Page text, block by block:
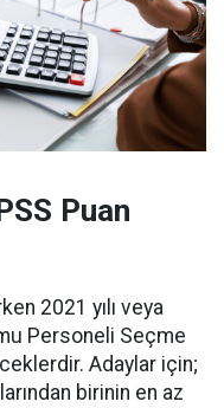
Puan
2021 yılı veya
Personeli Seçme
Adaylar için;
birinin en az